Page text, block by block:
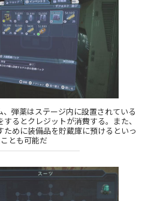
弾薬はステージ内に設置されている
るとクレジットが消費する。また、
めに装備品を貯蔵庫に預けるといっ
とも可能だ